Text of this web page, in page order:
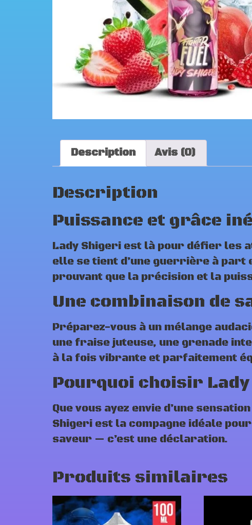
Description Avis (0)
Description
Puissance et grâce
Lady Shigeri est là pour défier les
elle se tient d’une guerrière à part
prouvant que la précision et la
Une combinaison de
Préparez-vous à un mélange
une fraise juteuse, une grenade
à la fois vibrante et parfaitement
Pourquoi choisir
Que vous ayez envie d’une
Shigeri est la compagne idéale pour
saveur — c’est une déclaration.
Produits similaires